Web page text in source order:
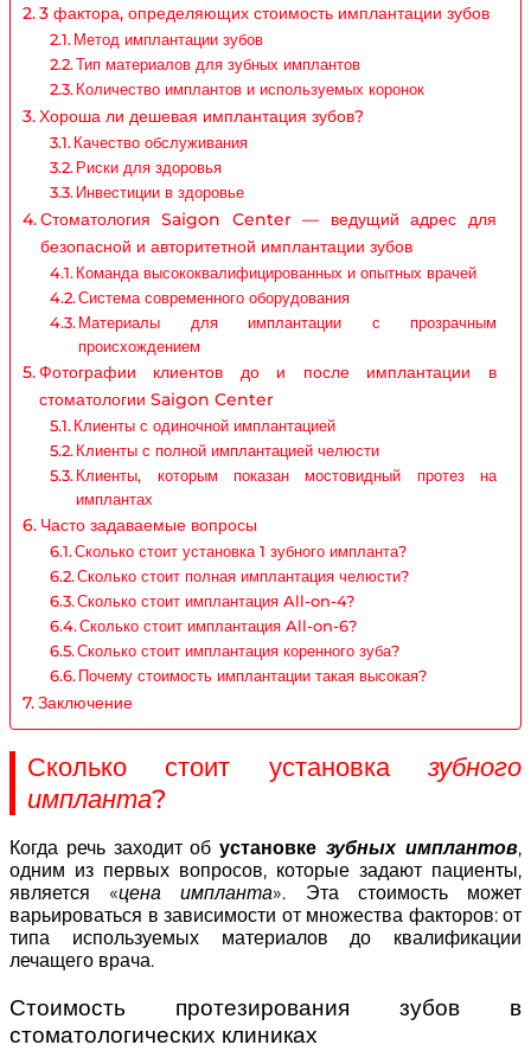
3 фактора, определяющих стоимость имплантации зубов
Метод имплантации зубов
Тип материалов для зубных имплантов
Количество имплантов и используемых коронок
Хороша ли дешевая имплантация зубов?
Качество обслуживания
Риски для здоровья
Инвестиции в здоровье
Стоматология Saigon Center — ведущий адрес для
безопасной и авторитетной имплантации зубов
Команда высококвалифицированных и опытных врачей
Система современного оборудования
Материалы для имплантации с прозрачным
происхождением
Фотографии клиентов до и после имплантации в
стоматологии Saigon Center
Клиенты с одиночной имплантацией
Клиенты с полной имплантацией челюсти
Клиенты, которым показан мостовидный протез на
имплантах
Часто задаваемые вопросы
Сколько стоит установка 1 зубного импланта?
Сколько стоит полная имплантация челюсти?
Сколько стоит имплантация All-on-4?
Сколько стоит имплантация All-on-6?
Сколько стоит имплантация коренного зуба?
Почему стоимость имплантации такая высокая?
Заключение
Сколько стоит установка зубного
импланта?
Когда речь заходит обустановкезубных имплантов,
одним из первых вопросов, которые задают пациенты,
является «цена импланта». Эта стоимость может
варьироваться в зависимости от множества факторов: от
типа используемых материалов до квалификации
лечащего врача.
Стоимость протезирования зубов в
стоматологических клиниках